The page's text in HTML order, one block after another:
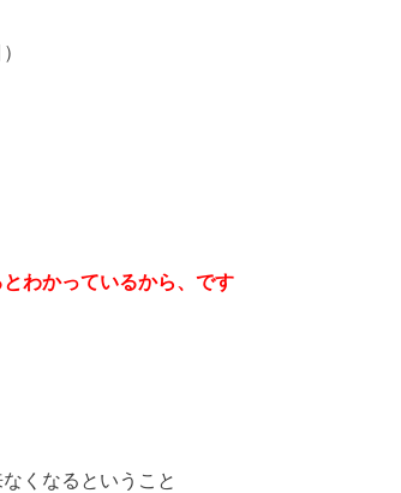
わかっているから、です
くなるということ